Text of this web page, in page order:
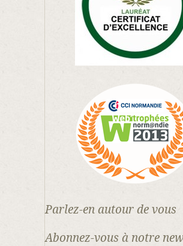
Parlez-en autour de vous
Abonnez-vous à notre